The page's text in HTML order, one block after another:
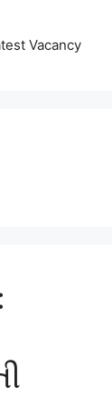
Vacancy